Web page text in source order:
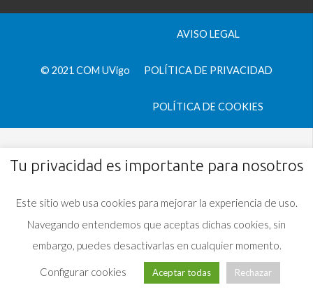
© 2021 COM UVigo
AVISO LEGAL
POLÍTICA DE PRIVACIDAD
POLÍTICA DE COOKIES
Tu privacidad es importante para nosotros
Este sitio web usa cookies para mejorar la experiencia de uso.
Navegando entendemos que aceptas dichas cookies, sin
embargo, puedes desactivarlas en cualquier momento.
Configurar cookies Aceptar todas Rechazar